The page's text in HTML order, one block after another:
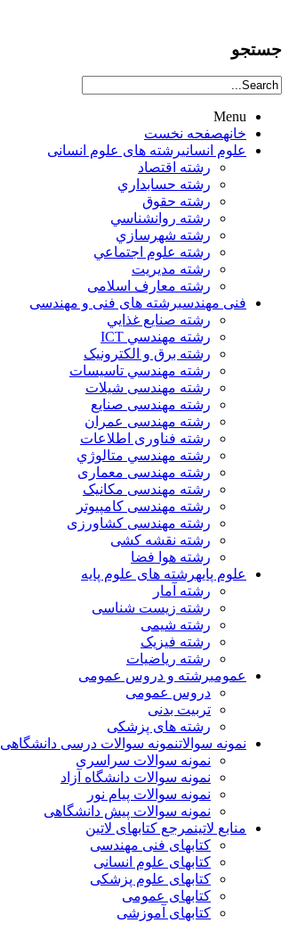
جستجو
Menu
خانهصفحه نخست
علوم انسانيرشته های علوم انسانی
رشته اقتصاد
رشته حسابداري
رشته حقوق
رشته روانشناسي
رشته شهرسازي
رشته علوم اجتماعي
رشته مديريت
رشته معارف اسلامی
فنی مهندسیرشته های فنی و مهندسی
رشته صنايع غذايي
رشته مهندسي ICT
رشته برق و الکترونيک
رشته مهندسي تاسيسات
رشته مهندسی شیلات
رشته مهندسی صنایع
رشته مهندسی عمران
رشته فناوری اطلاعات
رشته مهندسي متالوژي
رشته مهندسی معماری
رشته مهندسی مکانیک
رشته مهندسی کامپیوتر
رشته مهندسی کشاورزی
رشته نقشه کشی
رشته هوا فضا
علوم پایهرشته های علوم پایه
رشته آمار
رشته زیست شناسی
رشته شیمی
رشته فیزیک
رشته ریاضیات
عمومیرشته و دروس عمومی
دروس عمومی
تربیت بدنی
رشته های پزشکی
نمونه سوالاتنمونه سوالات درسی دانشگاهی
نمونه سوالات سراسری
نمونه سوالات دانشگاه آزاد
نمونه سوالات پیام نور
نمونه سوالات پیش دانشگاهی
منابع لاتینمرجع کتابهای لاتین
کتابهای فنی مهندسی
کتابهای علوم انسانی
کتابهای علوم پزشکی
کتابهای عمومی
کتابهای آموزشی